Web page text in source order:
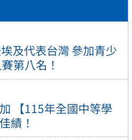
及代表台灣 參加青少
第八名！
【115年全國中等學
績！